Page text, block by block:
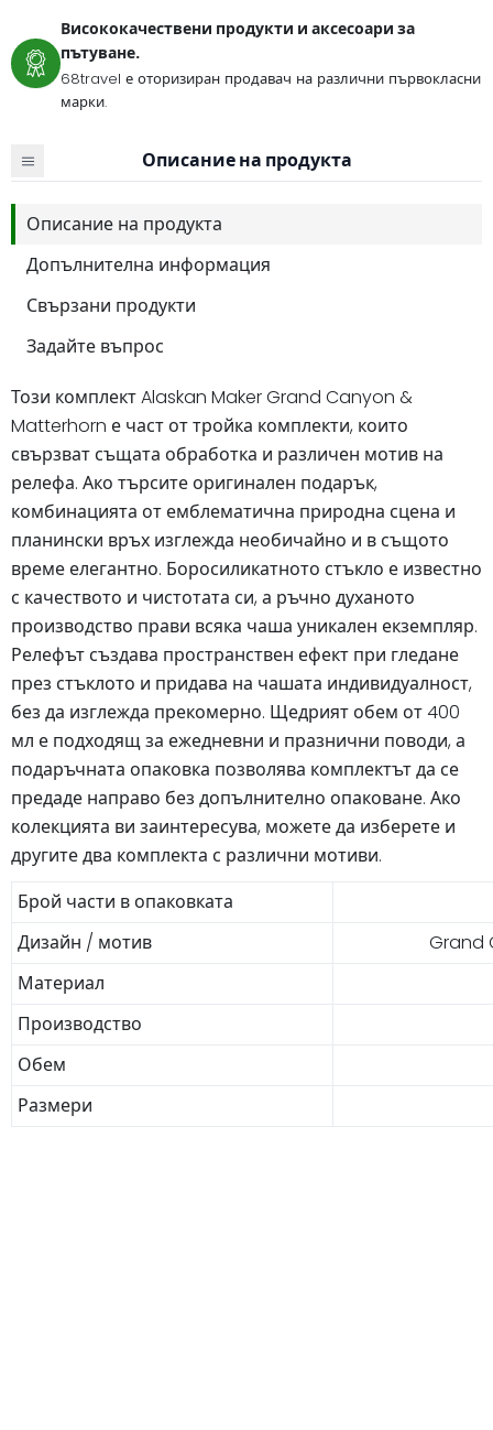
Висококачествени продукти и аксесоари за
пътуване.
68travel е оторизиран продавач на различни първокласни
марки.
Описание на продукта
Описание на продукта
Допълнителна информация
Свързани продукти
Задайте въпрос
Този комплект Alaskan Maker Grand Canyon &
Matterhorn е част от тройка комплекти, които
свързват същата обработка и различен мотив на
релефа. Ако търсите оригинален подарък,
комбинацията от емблематична природна сцена и
планински връх изглежда необичайно и в същото
време елегантно. Боросиликатното стъкло е известно
с качеството и чистотата си, а ръчно духаното
производство прави всяка чаша уникален екземпляр.
Релефът създава пространствен ефект при гледане
през стъклото и придава на чашата индивидуалност,
без да изглежда прекомерно. Щедрият обем от 400
мл е подходящ за ежедневни и празнични поводи, а
подаръчната опаковка позволява комплектът да се
предаде направо без допълнително опаковане. Ако
колекцията ви заинтересува, можете да изберете и
другите два комплекта с различни мотиви.
Брой части в опаковката
Дизайн / мотив
Grand
Материал
Производство
Обем
Размери